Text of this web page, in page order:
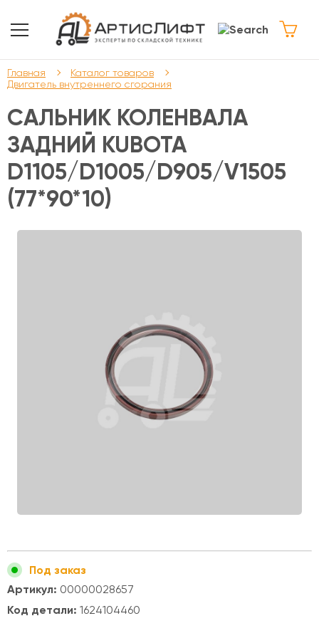
Главная
Каталог товаров
Двигатель внутреннего сгорания
САЛЬНИК КОЛЕНВАЛА
ЗАДНИЙ KUBOTA
D1105/D1005/D905/V1505
(77*90*10)
Под заказ
Артикул: 00000028657
Код детали: 1624104460